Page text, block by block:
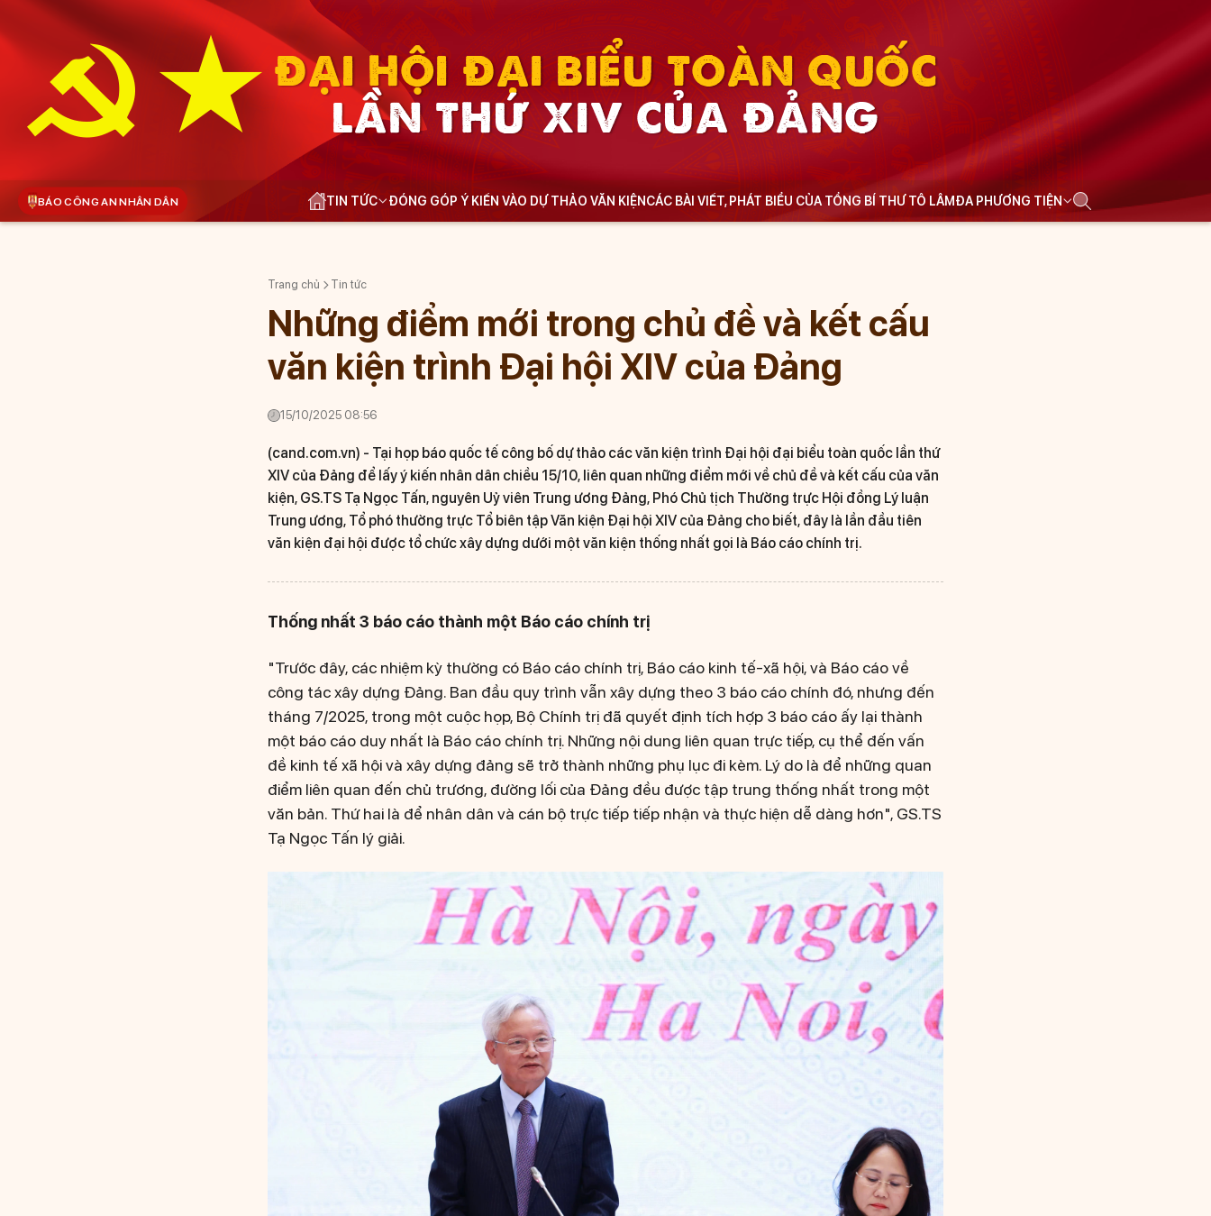
ĐẠI HỘI ĐẠI BIỂU TOÀN QUỐC
LẦN THỨ XIV CỦA ĐẢNG
BÁO CÔNG AN NHÂN DÂN TIN TỨC ĐÓNG GÓP Ý KIẾN VÀO DỰ THẢO VĂN KIỆNCÁC BÀI VIẾT, PHÁT BIỂU CỦA TỔNG BÍ THƯ TÔ LÂMĐA PHƯƠNG TIỆN
Trang chủ Tin tức
Những điểm mới trong chủ đề và kết cấu
văn kiện trình Đại hội XIV của Đảng
15/10/2025 08:56
(cand.com.vn) - Tại họp báo quốc tế công bố dự thảo các văn kiện trình Đại hội đại biểu toàn quốc lần thứ
XIV của Đảng để lấy ý kiến nhân dân chiều 15/10, liên quan những điểm mới về chủ đề và kết cấu của văn
kiện, GS.TS Tạ Ngọc Tấn, nguyên Uỷ viên Trung ương Đảng, Phó Chủ tịch Thường trực Hội đồng Lý luận
Trung ương, Tổ phó thường trực Tổ biên tập Văn kiện Đại hội XIV của Đảng cho biết, đây là lần đầu tiên
văn kiện đại hội được tổ chức xây dựng dưới một văn kiện thống nhất gọi là Báo cáo chính trị.
Thống nhất 3 báo cáo thành một Báo cáo chính trị
"Trước đây, các nhiệm kỳ thường có Báo cáo chính trị, Báo cáo kinh tế-xã hội, và Báo cáo về
công tác xây dựng Đảng. Ban đầu quy trình vẫn xây dựng theo 3 báo cáo chính đó, nhưng đến
tháng 7/2025, trong một cuộc họp, Bộ Chính trị đã quyết định tích hợp 3 báo cáo ấy lại thành
một báo cáo duy nhất là Báo cáo chính trị. Những nội dung liên quan trực tiếp, cụ thể đến vấn
đề kinh tế xã hội và xây dựng đảng sẽ trở thành những phụ lục đi kèm. Lý do là để những quan
điểm liên quan đến chủ trương, đường lối của Đảng đều được tập trung thống nhất trong một
văn bản. Thứ hai là để nhân dân và cán bộ trực tiếp tiếp nhận và thực hiện dễ dàng hơn", GS.TS
Tạ Ngọc Tấn lý giải.